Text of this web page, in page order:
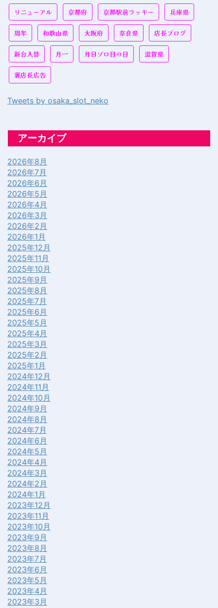
リニューアル 京都府 京都駅前ラッキー 兵庫県
周年 和歌山県 大阪府 奈良県 店長ブログ
新台入替 月一 月日ゾロ目の日 滋賀県
裏店長広告
Tweets by osaka_slot_neko
アーカイブ
2026年8月
2026年7月
2026年6月
2026年5月
2026年4月
2026年3月
2026年2月
2026年1月
2025年12月
2025年11月
2025年10月
2025年9月
2025年8月
2025年7月
2025年6月
2025年5月
2025年4月
2025年3月
2025年2月
2025年1月
2024年12月
2024年11月
2024年10月
2024年9月
2024年8月
2024年7月
2024年6月
2024年5月
2024年4月
2024年3月
2024年2月
2024年1月
2023年12月
2023年11月
2023年10月
2023年9月
2023年8月
2023年7月
2023年6月
2023年5月
2023年4月
2023年3月